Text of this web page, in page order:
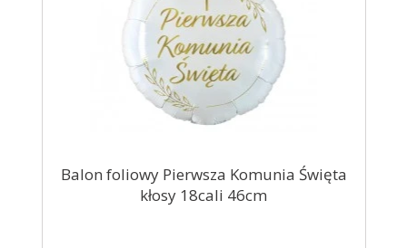
Balon foliowy Pierwsza Komunia Święta
kłosy 18cali 46cm